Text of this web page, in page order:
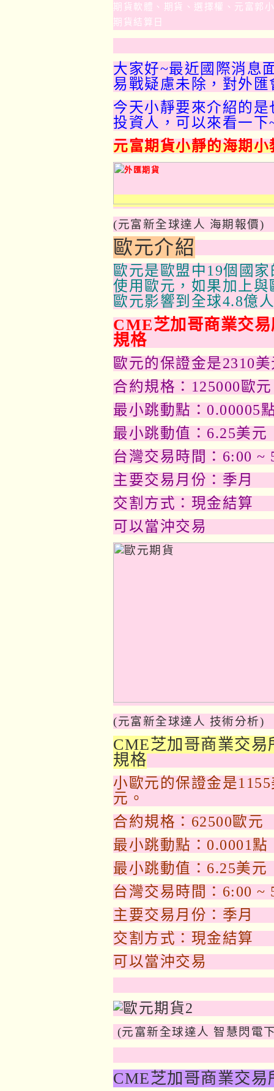
期貨軟體、期貨、選擇權、元富郭
期貨結算日
大家好~最近國際消息
易戰疑慮未除，對外匯
今天小靜要來介紹的
投資人，可以來看一下
元富期貨小靜的海期小
(元富新全球達人 海期報價)
歐元介紹
歐元是歐盟中19個國
使用歐元，如果加上
歐元影響到全球4.8億
CME芝加哥商業交
規格
歐元的保證金是2310
合約規格：125000歐元
最小跳動點：0.00005
最小跳動值：6.25美元
台灣交易時間：6:00 ~
主要交易月份：季月
交割方式：現金結算
可以當沖交易
(元富新全球達人 技術分析)
CME芝加哥商業交
規格
小歐元的保證金是
元。
合約規格：62500歐元
最小跳動點：0.0001點
最小跳動值：6.25美元
台灣交易時間：6:00 ~
主要交易月份：季月
交割方式：現金結算
可以當沖交易
(元富新全球達人 智慧閃電
CME芝加哥商業交